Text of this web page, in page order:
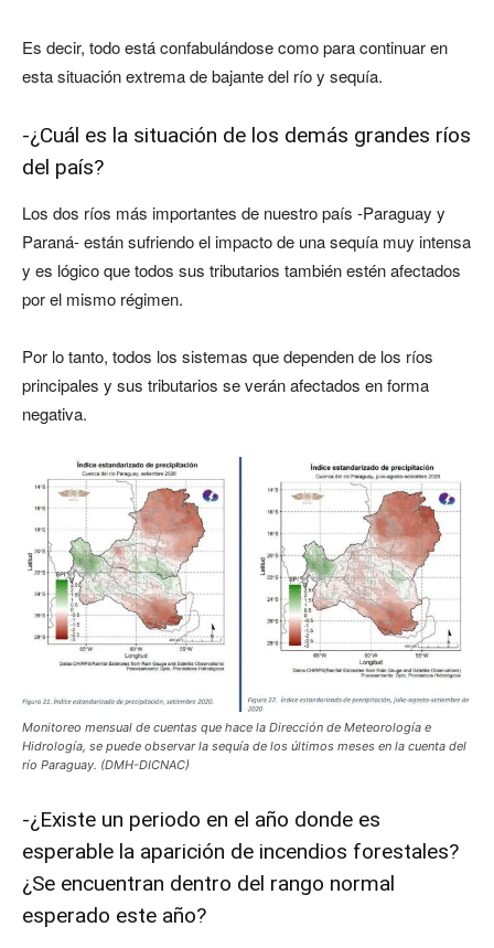
Es decir, todo está confabulándose como para continuar en
esta situación extrema de bajante del río y sequía.
-¿Cuál es la situación de los demás grandes ríos
del país?
Los dos ríos más importantes de nuestro país -Paraguay y
Paraná- están sufriendo el impacto de una sequía muy intensa
y es lógico que todos sus tributarios también estén afectados
por el mismo régimen.
Por lo tanto, todos los sistemas que dependen de los ríos
principales y sus tributarios se verán afectados en forma
negativa.
Monitoreo mensual de cuentas que hace la Dirección de Meteorología e
Hidrología, se puede observar la sequía de los últimos meses en la cuenta del
río Paraguay. (DMH-DICNAC)
-¿Existe un periodo en el año donde es
esperable la aparición de incendios forestales?
¿Se encuentran dentro del rango normal
esperado este año?